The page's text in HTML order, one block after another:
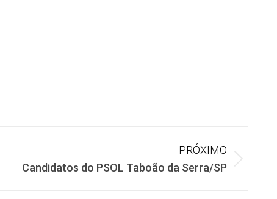
PRÓXIMO
Candidatos do PSOL Taboão da Serra/SP